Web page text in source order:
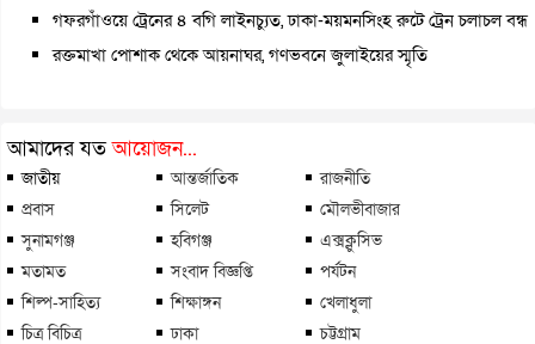
গফরগাঁওয়ে ট্রেনের ৪ বগি লাইনচ্যুত, ঢাকা-ময়মনসিংহ রুটে ট্রেন চলাচল বন্ধ
রক্তমাখা পোশাক থেকে আয়নাঘর, গণভবনে জুলাইয়ের স্মৃতি
আমাদের যতআয়োজন...
জাতীয় আন্তর্জাতিক
রাজনীতি
প্রবাস
সিলেট
মৌলভীবাজার
সুনামগঞ্জ
হবিগঞ্জ
এক্সক্লুসিভ
মতামত
সংবাদ বিজ্ঞপ্তি
পর্যটন
শিল্প-সাহিত্য
শিক্ষাঙ্গন
খেলাধুলা
চিত্র বিচিত্র
ঢাকা
চট্টগ্রাম